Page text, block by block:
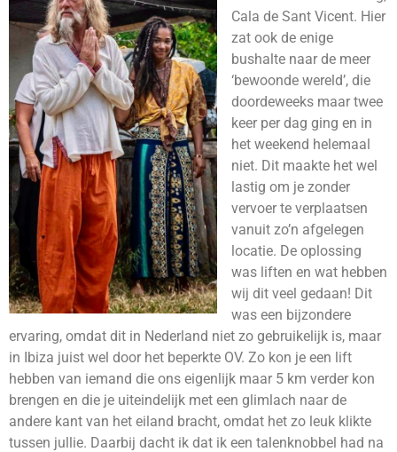
Cala de Sant Vicent. Hier
zat ook de enige
bushalte naar de meer
‘bewoonde wereld’, die
doordeweeks maar twee
keer per dag ging en in
het weekend helemaal
niet. Dit maakte het wel
lastig om je zonder
vervoer te verplaatsen
vanuit zo’n afgelegen
locatie. De oplossing
was liften en wat hebben
wij dit veel gedaan! Dit
was een bijzondere
ervaring, omdat dit in Nederland niet zo gebruikelijk is, maar
in Ibiza juist wel door het beperkte OV. Zo kon je een lift
hebben van iemand die ons eigenlijk maar 5 km verder kon
brengen en die je uiteindelijk met een glimlach naar de
andere kant van het eiland bracht, omdat het zo leuk klikte
tussen jullie. Daarbij dacht ik dat ik een talenknobbel had na